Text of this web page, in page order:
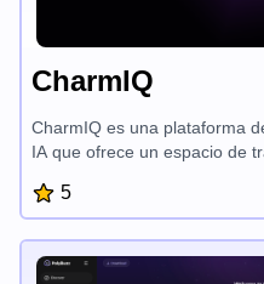
CharmIQ
CharmIQ es una plataforma
IA que ofrece un espacio de
llamados 'Charms', CharmIQ
soluciones personalizadas y
Con una integración de
datos segura y colaboración
5